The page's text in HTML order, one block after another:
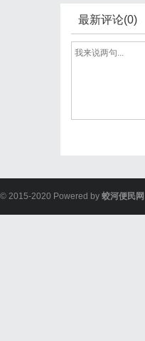
最新评论(0)
© 2015-2020 Powered by 蛟河便民网